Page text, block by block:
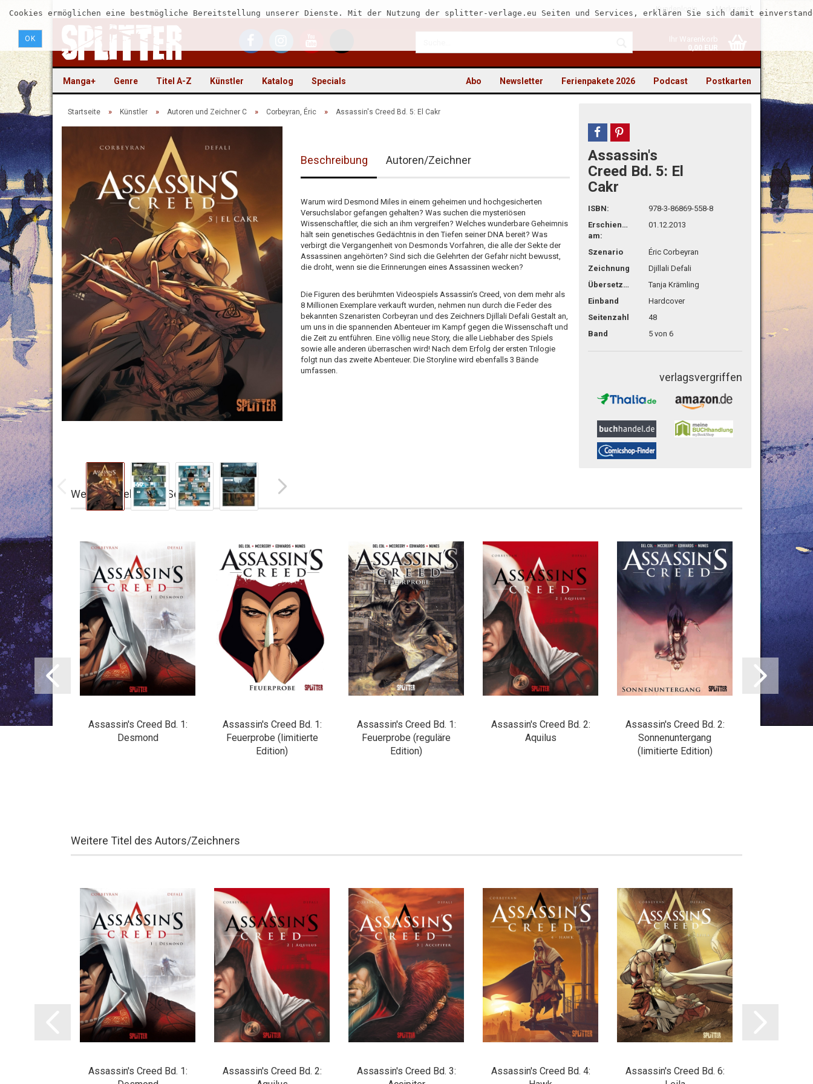
Kundenlogin
Passwort vergessen?
Merkzettel
Ihr Warenkorb
0,00 EUR
Cookies ermöglichen eine bestmögliche Bereitstellung unserer Dienste. Mit der Nutzung der splitter-verlage.eu Seiten und Services, erklären Sie sich damit
OK
Manga+ Genre Titel A-Z Künstler Katalog Specials Postkarten
Podcast
Ferienpakete 2026
Newsletter
Abo
Startseite » Künstler » Autoren und Zeichner C » Corbeyran, Éric » Assassin's Creed Bd. 5: El Cakr
Beschreibung Autoren/Zeichner
Warum wird Desmond Miles in einem geheimen und hochgesicherten
Versuchslabor gefangen gehalten? Was suchen die mysteriösen
Wissenschaftler, die sich an ihm vergreifen? Welches wunderbare Geheimnis
hält sein genetisches Gedächtnis in den Tiefen seiner DNA bereit? Was
verbirgt die Vergangenheit von Desmonds Vorfahren, die alle der Sekte der
Assassinen angehörten? Sind sich die Gelehrten der Gefahr nicht bewusst,
die droht, wenn sie die Erinnerungen eines Assassinen wecken?
Die Figuren des berühmten Videospiels Assassin‘s Creed, von dem mehr als
8 Millionen Exemplare verkauft wurden, nehmen nun durch die Feder des
bekannten Szenaristen Corbeyran und des Zeichners Djillali Defali Gestalt an,
um uns in die spannenden Abenteuer im Kampf gegen die Wissenschaft und
die Zeit zu entführen. Eine völlig neue Story, die alle Liebhaber des Spiels
sowie alle anderen überraschen wird! Nach dem Erfolg der ersten Trilogie
folgt nun das zweite Abenteuer. Die Storyline wird ebenfalls 3 Bände
umfassen.
teilen pin it
Assassin's
Creed Bd. 5: El
Cakr
ISBN:
978-3-86869-558-8
Erschienen
am:
01.12.2013
Szenario
Éric Corbeyran
Zeichnung
Djillali Defali
Übersetzg.
Tanja Krämling
Einband
Hardcover
Seitenzahl
48
Band
5 von 6
verlagsvergriffen
Weitere Titel dieser Serie:
Bd. 6:
Assassin's Creed Bd. 1:
Desmond
Assassin's Creed Bd. 1:
Feuerprobe (limitierte
Edition)
Assassin's Creed Bd. 1:
Feuerprobe (reguläre
Edition)
Assassin's Creed Bd. 2:
Aquilus
Assassin's Creed Bd. 2:
Sonnenuntergang
(limitierte Edition)
Assassin's
Weitere Titel des Autors/Zeichners
Assassin's Creed Bd. 1:
Assassin's Creed Bd. 2:
Assassin's Creed Bd. 3:
Assassin's Creed Bd. 4:
Assassin's Creed Bd. 6: